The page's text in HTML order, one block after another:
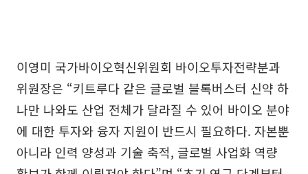
이영미 국가바이오혁신위원회 바이오투자전략분과
위원장은 “키트루다 같은 글로벌 블록버스터 신약 하
나만 나와도 산업 전체가 달라질 수 있어 바이오 분야
에 대한 투자와 융자 지원이 반드시 필요하다. 자본뿐
아니라 인력 양성과 기술 축적, 글로벌 사업화 역량